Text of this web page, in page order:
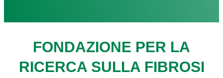
FONDAZIONE PER LA
RICERCA SULLA FIBROSI